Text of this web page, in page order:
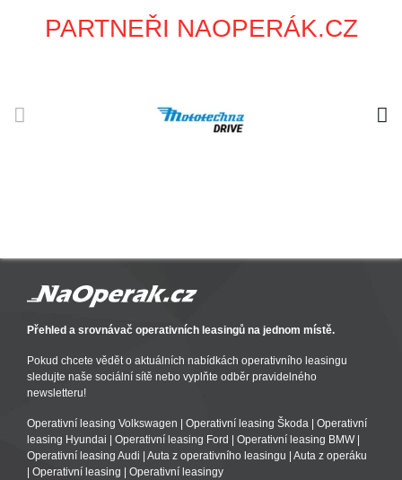
PARTNEŘI NAOPERÁK.CZ
Přehled a srovnávač operativních leasingů na jednom místě.
Pokud chcete vědět o aktuálních nabídkách operativního leasingu
sledujte naše sociální sítě nebo vyplňte odběr pravidelného
newsletteru!
Operativní leasing Volkswagen Operativní leasing Škoda
Operativní
leasing Hyundai
Operativní leasing Ford Operativní leasing BMW|
Operativní leasing Audi
Auta z operativního leasingu
Auta z operáku
Operativní leasing Operativní leasingy